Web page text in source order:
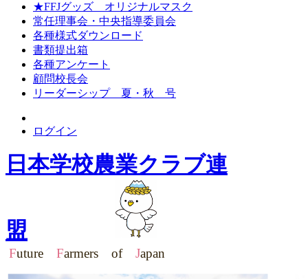
★FFJグッズ オリジナルマスク
常任理事会・中央指導委員会
各種様式ダウンロード
書類提出箱
各種アンケート
顧問校長会
リーダーシップ 夏・秋 号
ログイン
日本学校農業クラブ連
盟
Future Farmers of Japan